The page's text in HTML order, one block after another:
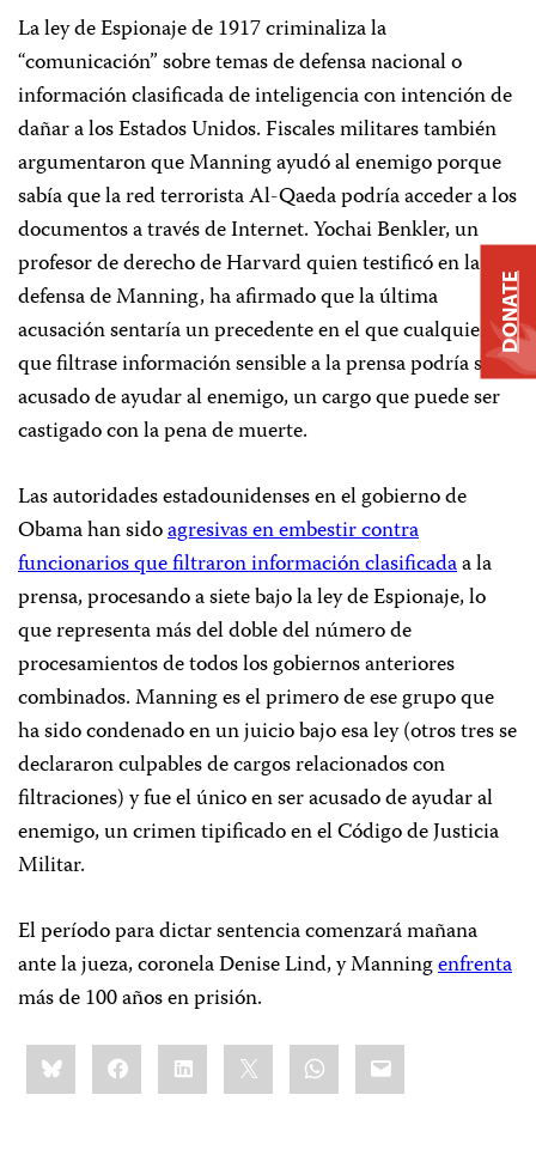
La ley de Espionaje de 1917 criminaliza la
“comunicación” sobre temas de defensa nacional o
información clasificada de inteligencia con intención de
dañar a los Estados Unidos. Fiscales militares también
argumentaron que Manning ayudó al enemigo porque
sabía que la red terrorista Al-Qaeda podría acceder a los
documentos a través de Internet. Yochai Benkler, un
profesor de derecho de Harvard quien testificó en la
defensa de Manning, ha afirmado que la última
acusación sentaría un precedente en el que cualquiera
que filtrase información sensible a la prensa podría ser
acusado de ayudar al enemigo, un cargo que puede ser
castigado con la pena de muerte.
Las autoridades estadounidenses en el gobierno de
Obama han sidoagresivas en embestir contra
funcionarios que filtraron información clasificadaa la
prensa, procesando a siete bajo la ley de Espionaje, lo
que representa más del doble del número de
procesamientos de todos los gobiernos anteriores
combinados. Manning es el primero de ese grupo que
ha sido condenado en un juicio bajo esa ley (otros tres se
declararon culpables de cargos relacionados con
filtraciones) y fue el único en ser acusado de ayudar al
enemigo, un crimen tipificado en el Código de Justicia
Militar.
El período para dictar sentencia comenzará mañana
ante la jueza, coronela Denise Lind, y Manningenfrenta
más de 100 años en prisión.
Share
this:BlueskyFacebookLinkedIn WhatsApp
Email
DONATE